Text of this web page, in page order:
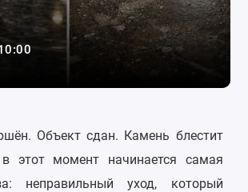
Объект сдан. Камень блестит
этот момент начинается самая
неправильный уход, который